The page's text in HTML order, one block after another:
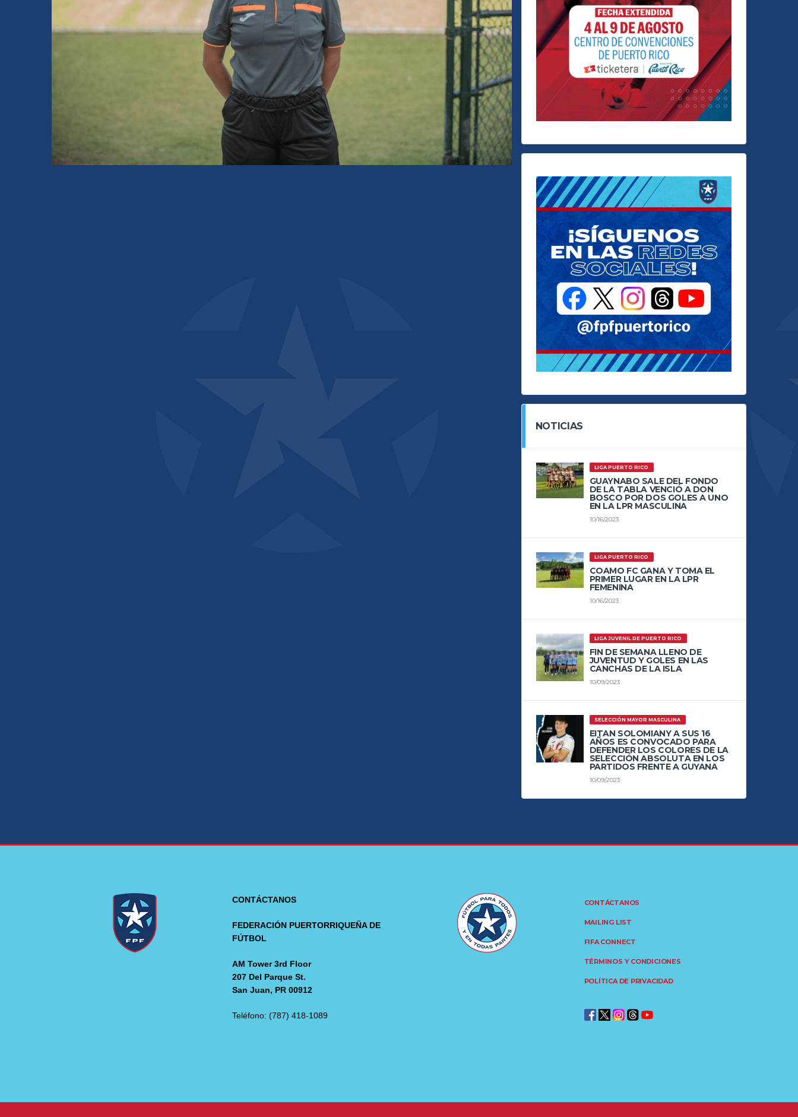
NOTICIAS
LIGA PUERTO RICO
GUAYNABO SALE DEL FONDO
DE LA TABLA VENCIÓ A DON
BOSCO POR DOS GOLES A UNO
EN LA LPR MASCULINA
10/16/2023
LIGA PUERTO RICO
COAMO FC GANA Y TOMA EL
PRIMER LUGAR EN LA LPR
FEMENINA
10/16/2023
LIGA JUVENIL DE PUERTO RICO
FIN DE SEMANA LLENO DE
JUVENTUD Y GOLES EN LAS
CANCHAS DE LA ISLA
10/09/2023
SELECCIÓN MAYOR MASCULINA
EITAN SOLOMIANY A SUS 16
AÑOS ES CONVOCADO PARA
DEFENDER LOS COLORES DE LA
SELECCIÓN ABSOLUTA EN LOS
PARTIDOS FRENTE A GUYANA
10/09/2023
CONTÁCTANOS
FEDERACIÓN PUERTORRIQUEÑA DE
FÚTBOL
AM Tower 3rd Floor
207 Del Parque St.
San Juan, PR 00912
Teléfono: (787) 418-1089
CONTÁCTANOS
MAILING LIST
FIFA CONNECT
TÉRMINOS Y CONDICIONES
POLÍTICA DE PRIVACIDAD